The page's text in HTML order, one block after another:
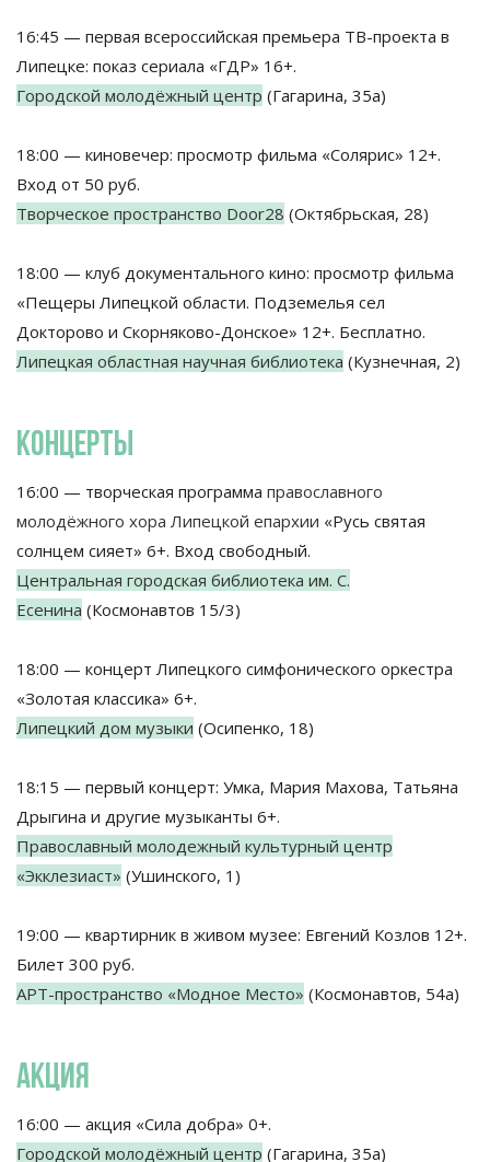
16:45 — первая всероссийская премьера ТВ-проекта в
Липецке: показ сериала «ГДР» 16+.
Городской молодёжный центр (Гагарина, 35а)
18:00 — киновечер: просмотр фильма «Солярис» 12+.
Вход от 50 руб.
Творческое пространство Door28 (Октябрьская, 28)
18:00 — клуб документального кино: просмотр фильма
«Пещеры Липецкой области. Подземелья сел
Докторово и Скорняково-Донское» 12+. Бесплатно.
Липецкая областная научная библиотека (Кузнечная, 2)
КОНЦЕРТЫ
16:00 — творческая программа православного
молодёжного хора Липецкой епархии «Русь святая
солнцем сияет» 6+. Вход свободный.
Центральная городская библиотека им. С.
Есенина (Космонавтов 15/3)
18:00 — концерт Липецкого симфонического оркестра
«Золотая классика» 6+.
Липецкий дом музыки (Осипенко, 18)
18:15 — первый концерт: Умка, Мария Махова, Татьяна
Дрыгина и другие музыканты 6+.
Православный молодежный культурный центр
«Экклезиаст» (Ушинского, 1)
19:00 — квартирник в живом музее: Евгений Козлов 12+.
Билет 300 руб.
AРТ-пространство «Модное Место» (Космонавтов, 54а)
АКЦИЯ
16:00 — акция «Сила добра» 0+.
Городской молодёжный центр (Гагарина, 35а)